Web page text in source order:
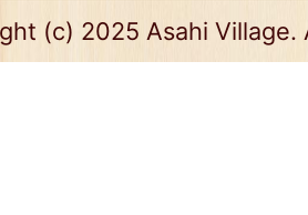
(c) 2025 Asahi Village.